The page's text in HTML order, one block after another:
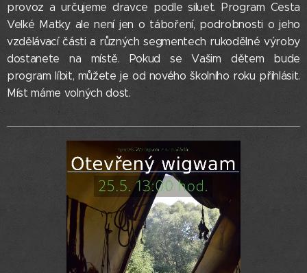
provoz a určujeme dravce podle siluet. Program Cesta
Velké Matky ale není jen o táboření, podrobnosti o jeho
vzdělávací části a různých segmentech rukodělné výroby
dostanete na místě. Pokud se Vašim dětem bude
program líbit, můžete je od nového školního roku přihlásit.
Míst máme volných dost.